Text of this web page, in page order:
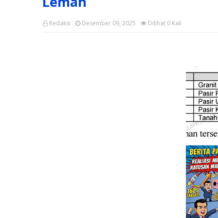
Redaksi Dilihat 0 Kali
Desember 09, 2025